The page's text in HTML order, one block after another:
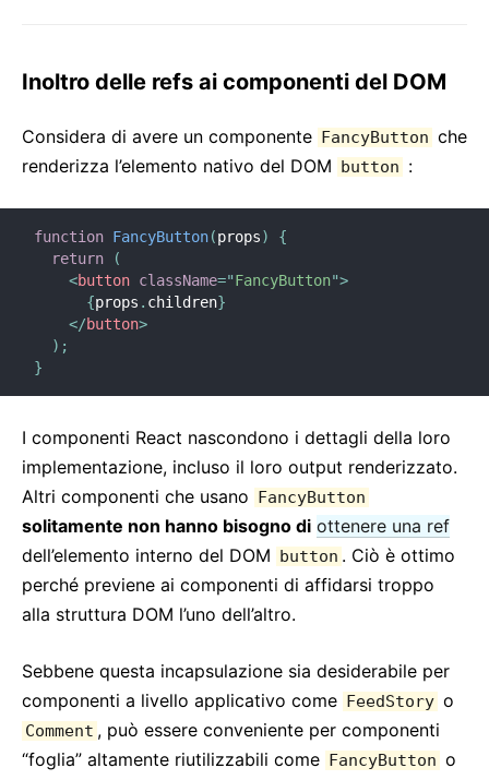
Inoltro delle refs ai componenti del DOM
Considera di avere un componente FancyButton che
renderizza l’elemento nativo del DOM button :
function FancyButton(props)
{
return
(
<button className="FancyButton">
{props . children}
</button>
) ;
}
I componenti React nascondono i dettagli della loro
implementazione, incluso il loro output renderizzato.
Altri componenti che usano FancyButton
solitamente non hanno bisogno di ottenere una ref
dell’elemento interno del DOM button . Ciò è ottimo
perché previene ai componenti di affidarsi troppo
alla struttura DOM l’uno dell’altro.
Sebbene questa incapsulazione sia desiderabile per
componenti a livello applicativo come FeedStory o
Comment , può essere conveniente per componenti
“foglia” altamente riutilizzabili come FancyButton o
Accessibilità
Code-Splitting
Context
Frammenti
Componenti di Ordine Superiore
Integrazione Con Altre Librerie
JSX In Dettaglio
Ottimizzare le Prestazioni
Profiler
React senza ES6
React senza JSX
Riconciliazione
Refs ed il DOM
Render Props
Strict Mode
Controllo Tipi con PropTypes
Componenti Non Controllati
Web Components